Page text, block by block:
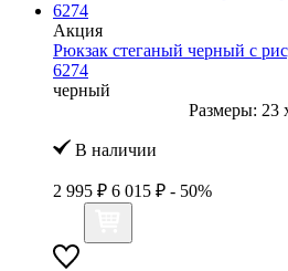
Акция
Рюкзак стеганый черный с
6274
черный
Размеры: 23
В наличии
2 995 ₽ 6 015 ₽ - 50%